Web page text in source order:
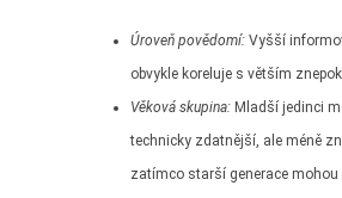
Úroveň povědomí: Vyšší
obvykle koreluje s větším
Věková skupina: Mladší jedinci
technicky zdatnější, ale méně
zatímco starší generace mohou